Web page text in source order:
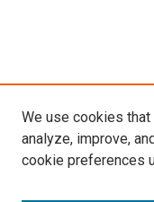
We use cookies
analyze, improve,
cookie preferences